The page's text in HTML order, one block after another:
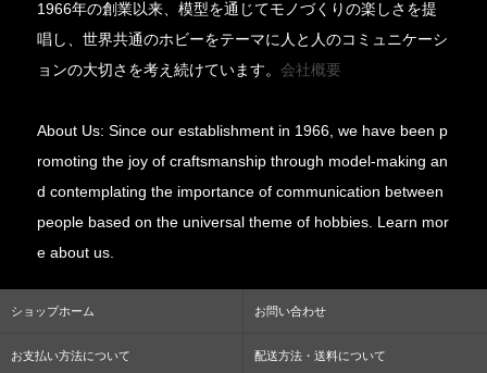
1966年の創業以来、模型を通じてモノづくりの楽しさを提
唱し、世界共通のホビーをテーマに人と人のコミュニケーシ
ョンの大切さを考え続けています。会社概要
About Us: Since our establishment in 1966, we have been p
romoting the joy of craftsmanship through model-making an
d contemplating the importance of communication between
people based on the universal theme of hobbies. Learn mor
e about us.
ショップホーム お問い合わせ
お支払い方法について 配送方法・送料について